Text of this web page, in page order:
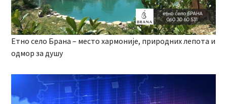
Етно село Брана – место хармоније, природних лепота и
одмор за душу